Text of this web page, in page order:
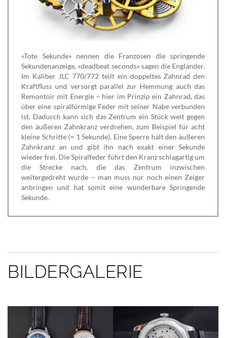
«Tote Sekunde» nennen die Franzosen die springende
Sekundenanzeige, «deadbeat seconds» sagen die Engländer.
Im Kaliber JLC 770/772 teilt ein doppeltes Zahnrad den
Kraftfluss und versorgt parallel zur Hemmung auch das
Remontoir mit Energie – hier im Prinzip ein Zahnrad, das
über eine spiralförmige Feder mit seiner Nabe verbunden
ist. Dadurch kann sich das Zentrum ein Stück weit gegen
den äußeren Zahnkranz verdrehen, zum Beispiel für acht
kleine Schritte (= 1 Sekunde). Eine Sperre hält den äußeren
Zahnkranz an und gibt ihn nach exakt einer Sekunde
wieder frei. Die Spiralfeder führt den Kranz schlagartig um
die Strecke nach, die das Zentrum inzwischen
weitergedreht wurde – man muss nur noch einen Zeiger
anbringen und hat somit eine wunderbare Springende
Sekunde.
BILDERGALERIE